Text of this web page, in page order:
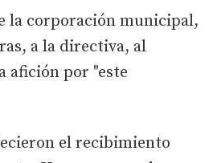
la corporación municipal,
a la directiva, al
afición por "este
el recibimiento